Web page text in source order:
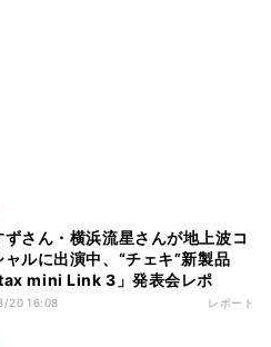
ずさん・横浜流星さんが地上波コ
ャルに出演中、“チェキ”新製品
mini Link 3」発表会レポ
20 16:08 レポート